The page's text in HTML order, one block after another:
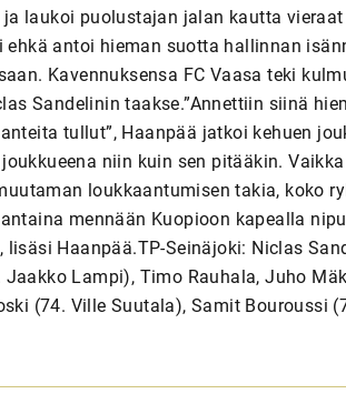
laukoi puolustajan jalan kautta
ehkä antoi hieman suotta hallinnan
Kavennuksensa FC Vaasa teki
Sandelinin taakse.”Annettiin siinä
tullut”, Haanpää jatkoi kehuen
niin kuin sen pitääkin.
loukkaantumisen takia, koko
mennään Kuopioon kapealla
lisäsi Haanpää.TP-Seinäjoki: Niclas
Lampi), Timo Rauhala, Juho
(74. Ville Suutala), Samit Bouroussi